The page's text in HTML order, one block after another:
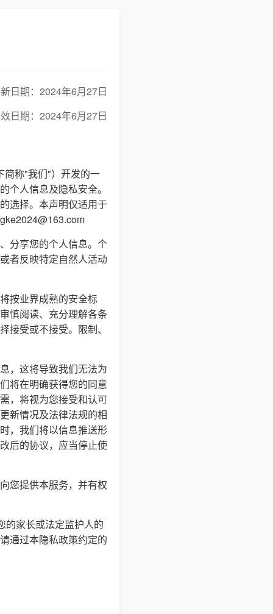
日期：2024年6月27日
日期：2024年6月27日
简称"我们"）开发的一
个人信息及隐私安全。
选择。本声明仅适用于
分享您的个人信息。个
者反映特定自然人活动
按业界成熟的安全标
慎阅读、充分理解各条
受或不接受。限制、
，这将导致我们无法为
将在明确获得您的同意
，将视为您接受和认可
新情况及法律法规的相
，我们将以信息推送形
后的协议，应当停止使
您提供本服务，并有权
的家长或法定监护人的
通过本隐私政策约定的